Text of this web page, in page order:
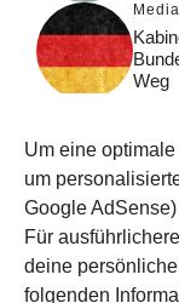
Um eine
um
Google
Für
deine
folgenden
Media
Weg
und
kein